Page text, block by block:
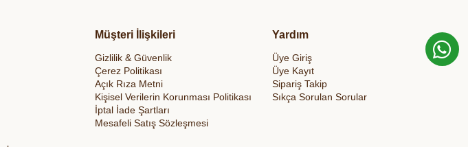
Müşteri İlişkileri
Gizlilik & Güvenlik
Çerez Politikası
Açık Rıza Metni
Kişisel Verilerin Korunması Politikası
İptal İade Şartları
Mesafeli Satış Sözleşmesi
Yardım
Üye Giriş
Üye Kayıt
Sipariş Takip
Sıkça Sorulan Sorular